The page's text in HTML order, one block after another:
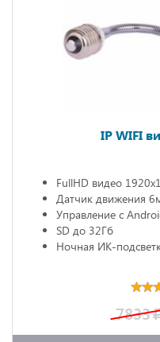
IP WIFI
FullHD видео
Датчик движения
Управление с
SD до 32Гб
Ночная ИК-
7833